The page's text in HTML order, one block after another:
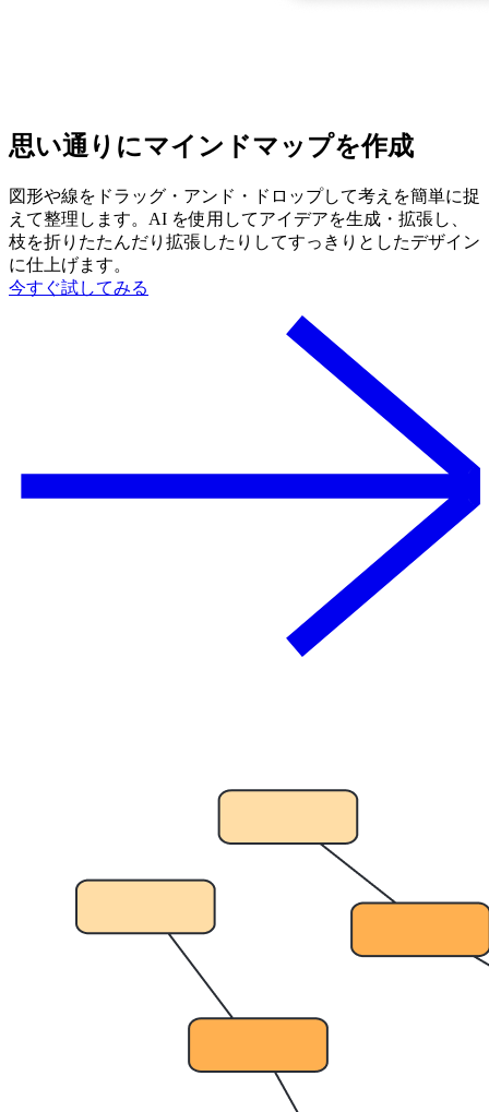
思い通りにマインドマップを作成
図形や線をドラッグ・アンド・ドロップして考えを簡単に捉
えて整理します。AI を使用してアイデアを生成・拡張し、
枝を折りたたんだり拡張したりしてすっきりとしたデザイン
に仕上げます。
今すぐ試してみる